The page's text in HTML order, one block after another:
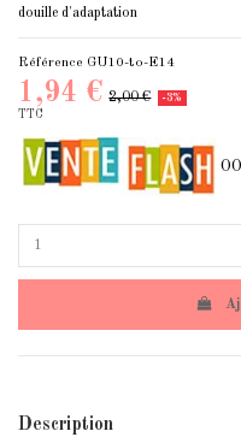
douille d'adaptation
Référence GU10-to-E14
1,94 € 2,00 €
-3%
TTC
00
Description